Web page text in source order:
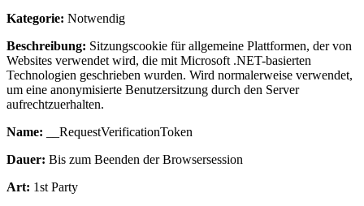
Kategorie: Notwendig
Beschreibung: Sitzungscookie für allgemeine Plattformen, der von
Websites verwendet wird, die mit Microsoft .NET-basierten
Technologien geschrieben wurden. Wird normalerweise verwendet,
um eine anonymisierte Benutzersitzung durch den Server
aufrechtzuerhalten.
Name: __RequestVerificationToken
Dauer: Bis zum Beenden der Browsersession
Art: 1st Party